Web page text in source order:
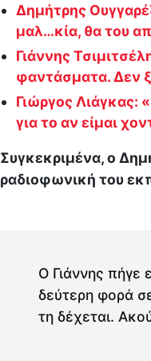
Δημήτρης
μαλ…κία, θα του
Γιάννης
φαντάσματα. Δεν
Γιώργος Λιάγκας:
για το αν είμαι
Συγκεκριμένα, ο
ραδιοφωνική του
Ο Γιάννης πήγε
δεύτερη φορά
τη δέχεται.